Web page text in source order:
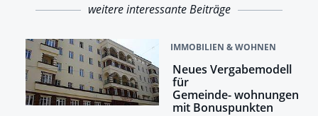
weitere interessante Beiträge
IMMOBILIEN & WOHNEN
Neues Vergabemodell
für
Gemeinde- wohnungen
mit Bonuspunkten